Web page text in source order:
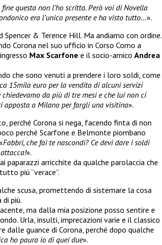
questa non l’ho scritta. Però voi di Novella
era l’unico presente e ha visto tutto…».
& Terence Hill. Ma andiamo con ordine.
Corona nel suo ufficio in Corso Como a
Max Scarfone e il socio-amico Andrea
che sono venuti a prendere i loro soldi, come
15mila euro per la vendita di alcuni servizi
da più di tre mesi e che lui non ci
apposta a Milano per fargli una visitina».
Corona si nega, facendo finta di non
perché Scarfone e Belmonte piombano
Fabbri, che fai te nascondi? Ce devi dare i soldi
».
paparazzi arricchite da qualche parolaccia che
più “verace”.
scusa, promettendo di sistemare la cosa
di più.
ma dalla mia posizione posso sentire e
Urla, insulti, imprecazioni varie e il classico
dalle guance di Corona, perché dopo qualche
ho paura io di quei due».